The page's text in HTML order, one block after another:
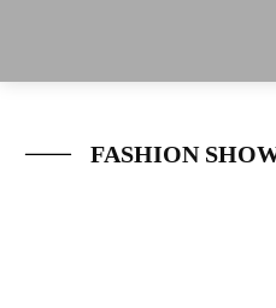
FASHION